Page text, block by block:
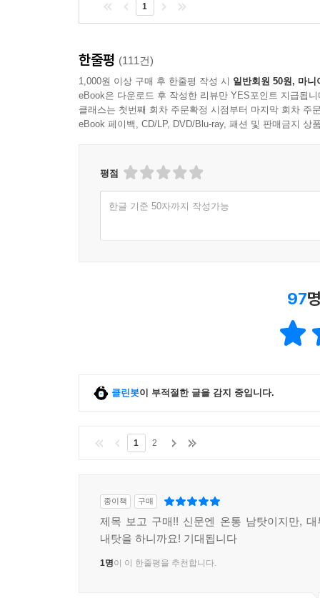
1
한줄평 (111건)
1,000원 이상 구매 후 한줄평 작성 시 일반회원 50원, 마니
eBook은 다운로드 후 작성한 리뷰만 YES포인트 지급됩니
클래스는 첫번째 회차 주문확정 시점부터 마지막 회차 주
eBook 페이백, CD/LP, DVD/Blu-ray, 패션 및 판매금지 상
평점
한글 기준 50자까지 작성가능
97
클린봇이 부적절한 글을 감지 중입니다.
1 2
종이책 구매
제목 보고 구매!! 신문엔 온통 남탓이지만, 대
내탓을 하니까요! 기대됩니다
1명이 이 한줄평을 추천합니다.